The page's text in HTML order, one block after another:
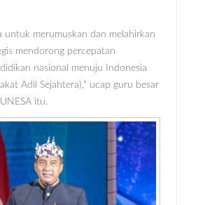
untuk merumuskan dan melahirkan
mendorong percepatan
nasional menuju Indonesia
Adil Sejahtera)," ucap guru besar
itu.